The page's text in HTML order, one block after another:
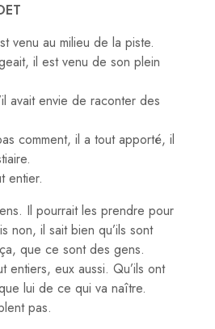
venu au milieu de la piste.
il est venu de son plein
avait envie de raconter des
comment, il a tout apporté, il
entier.
Il pourrait les prendre pour
non, il sait bien qu’ils sont
que ce sont des gens.
entiers, eux aussi. Qu’ils ont
lui de ce qui va naître.
pas.